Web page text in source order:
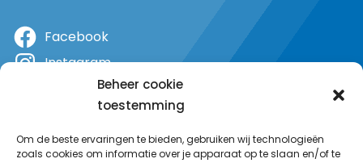
Beheer cookie
toestemming
Om de beste ervaringen te bieden, gebruiken wij technologieën
zoals cookies om informatie over je apparaat op te slaan en/of te
Facebook
Instagram
YouTube